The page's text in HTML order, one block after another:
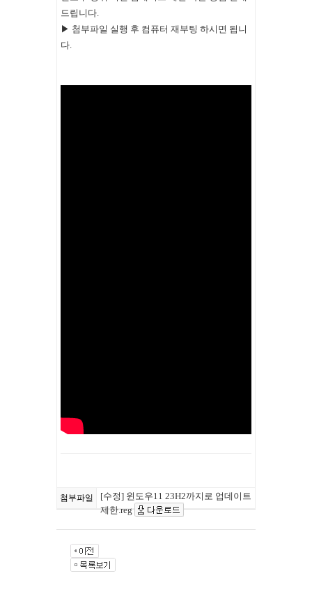
드립니다.
▶ 첨부파일 실행 후 컴퓨터 재부팅 하시면 됩니
다.
첨부파일
[수정] 윈도우11 23H2까지로 업데이트
제한.reg